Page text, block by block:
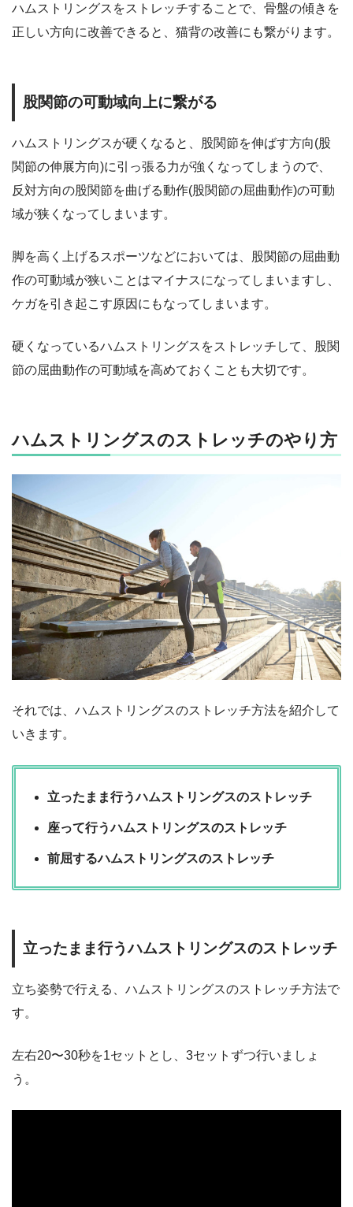
ハムストリングスをストレッチすることで、骨盤の傾きを
正しい方向に改善できると、猫背の改善にも繋がります。
股関節の可動域向上に繋がる
ハムストリングスが硬くなると、股関節を伸ばす方向(股
関節の伸展方向)に引っ張る力が強くなってしまうので、
反対方向の股関節を曲げる動作(股関節の屈曲動作)の可動
域が狭くなってしまいます。
脚を高く上げるスポーツなどにおいては、股関節の屈曲動
作の可動域が狭いことはマイナスになってしまいますし、
ケガを引き起こす原因にもなってしまいます。
硬くなっているハムストリングスをストレッチして、股関
節の屈曲動作の可動域を高めておくことも大切です。
ハムストリングスのストレッチのやり方
それでは、ハムストリングスのストレッチ方法を紹介して
いきます。
立ったまま行うハムストリングスのストレッチ
座って行うハムストリングスのストレッチ
前屈するハムストリングスのストレッチ
立ったまま行うハムストリングスのストレッチ
立ち姿勢で行える、ハムストリングスのストレッチ方法で
す。
左右20〜30秒を1セットとし、3セットずつ行いましょ
う。